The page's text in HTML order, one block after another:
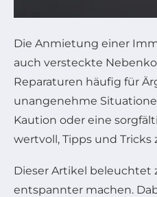
Die Anmietung einer
auch versteckte
Reparaturen häufig für
unangenehme
Kaution oder eine
wertvoll, Tipps und
Dieser Artikel beleuchtet
entspannter machen.